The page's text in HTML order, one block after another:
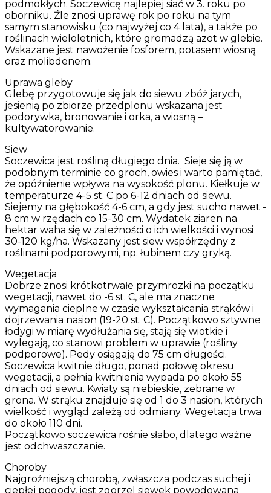
podmokłych. Soczewicę najlepiej siać w 3. roku po
oborniku. Źle znosi uprawę rok po roku na tym
samym stanowisku (co najwyżej co 4 lata), a także po
roślinach wieloletnich, które gromadzą azot w glebie.
Wskazane jest nawożenie fosforem, potasem wiosną
oraz molibdenem.
Uprawa gleby
Glebę przygotowuje się jak do siewu zbóż jarych,
jesienią po zbiorze przedplonu wskazana jest
podorywka, bronowanie i orka, a wiosną –
kultywatorowanie.
Siew
Soczewica jest rośliną długiego dnia. Sieje się ją w
podobnym terminie co groch, owies i warto pamiętać,
że opóźnienie wpływa na wysokość plonu. Kiełkuje w
temperaturze 4-5 st. C po 6-12 dniach od siewu.
Siejemy na głębokość 4-6 cm, a gdy jest sucho nawet -
8 cm w rzędach co 15-30 cm. Wydatek ziaren na
hektar waha się w zależności o ich wielkości i wynosi
30-120 kg/ha. Wskazany jest siew współrzędny z
roślinami podporowymi, np. łubinem czy gryką.
Wegetacja
Dobrze znosi krótkotrwałe przymrozki na początku
wegetacji, nawet do -6 st. C, ale ma znaczne
wymagania cieplne w czasie wykształcania strąków i
dojrzewania nasion (19-20 st. C). Początkowo sztywne
łodygi w miarę wydłużania się, stają się wiotkie i
wylegają, co stanowi problem w uprawie (rośliny
podporowe). Pedy osiągają do 75 cm długości.
Soczewica kwitnie długo, ponad połowę okresu
wegetacji, a pełnia kwitnienia wypada po około 55
dniach od siewu. Kwiaty są niebieskie, zebrane w
grona. W strąku znajduje się od 1 do 3 nasion, których
wielkość i wygląd zależą od odmiany. Wegetacja trwa
do około 110 dni.
Początkowo soczewica rośnie słabo, dlatego ważne
jest odchwaszczanie.
Choroby
Najgroźniejszą chorobą, zwłaszcza podczas suchej i
ciepłej pogody, jest zgorzel siewek powodowana